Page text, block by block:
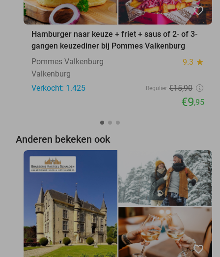
favorite_border
Hamburger naar keuze + friet + saus of 2- of 3-
gangen keuzediner bij Pommes Valkenburg
Pommes Valkenburg
9.3 star
Valkenburg
Verkocht: 1.425
Regulier €15,90
€9,95
Anderen bekeken ook
favorite_border